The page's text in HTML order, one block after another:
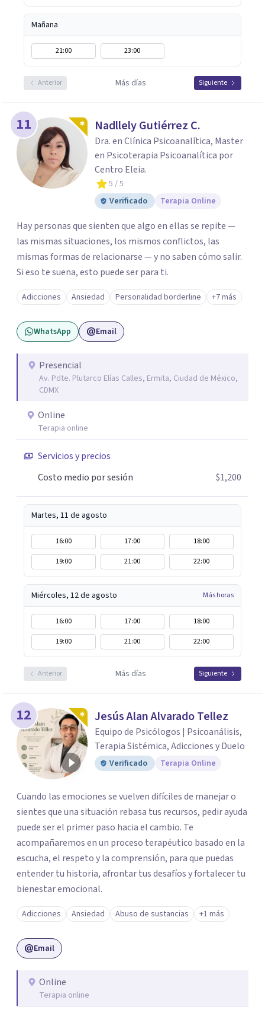
Mañana
21:00 23:00
Anterior Más días Siguiente
11 Nadllely Gutiérrez C.
Dra. en Clínica Psicoanalítica, Master
en Psicoterapia Psicoanalítica por
Centro Eleia.
5 / 5
Verificado
Terapia Online
Hay personas que sienten que algo en ellas se repite —
las mismas situaciones, los mismos conflictos, las
mismas formas de relacionarse — y no saben cómo salir.
Si eso te suena, esto puede ser para ti.
Adicciones Ansiedad Personalidad borderline +7 más
WhatsApp Email
Presencial
Av. Pdte. Plutarco Elías Calles, Ermita, Ciudad de México,
CDMX
Online
Terapia online
Servicios y precios
Costo medio por sesión
$1,200
Martes, 11 de agosto
16:00 17:00
18:00
19:00
21:00 22:00
Miércoles, 12 de agosto Más horas
16:00 17:00
18:00
19:00
21:00 22:00
Anterior Más días Siguiente
12 Jesús Alan Alvarado Tellez
Equipo de Psicólogos | Psicoanálisis,
Terapia Sistémica, Adicciones y Duelo
Verificado Terapia Online
Cuando las emociones se vuelven difíciles de manejar o
sientes que una situación rebasa tus recursos, pedir ayuda
puede ser el primer paso hacia el cambio. Te
acompañaremos en un proceso terapéutico basado en la
escucha, el respeto y la comprensión, para que puedas
entender tu historia, afrontar tus desafíos y fortalecer tu
bienestar emocional.
Adicciones Ansiedad Abuso de sustancias +1 más
Email
Online
Terapia online